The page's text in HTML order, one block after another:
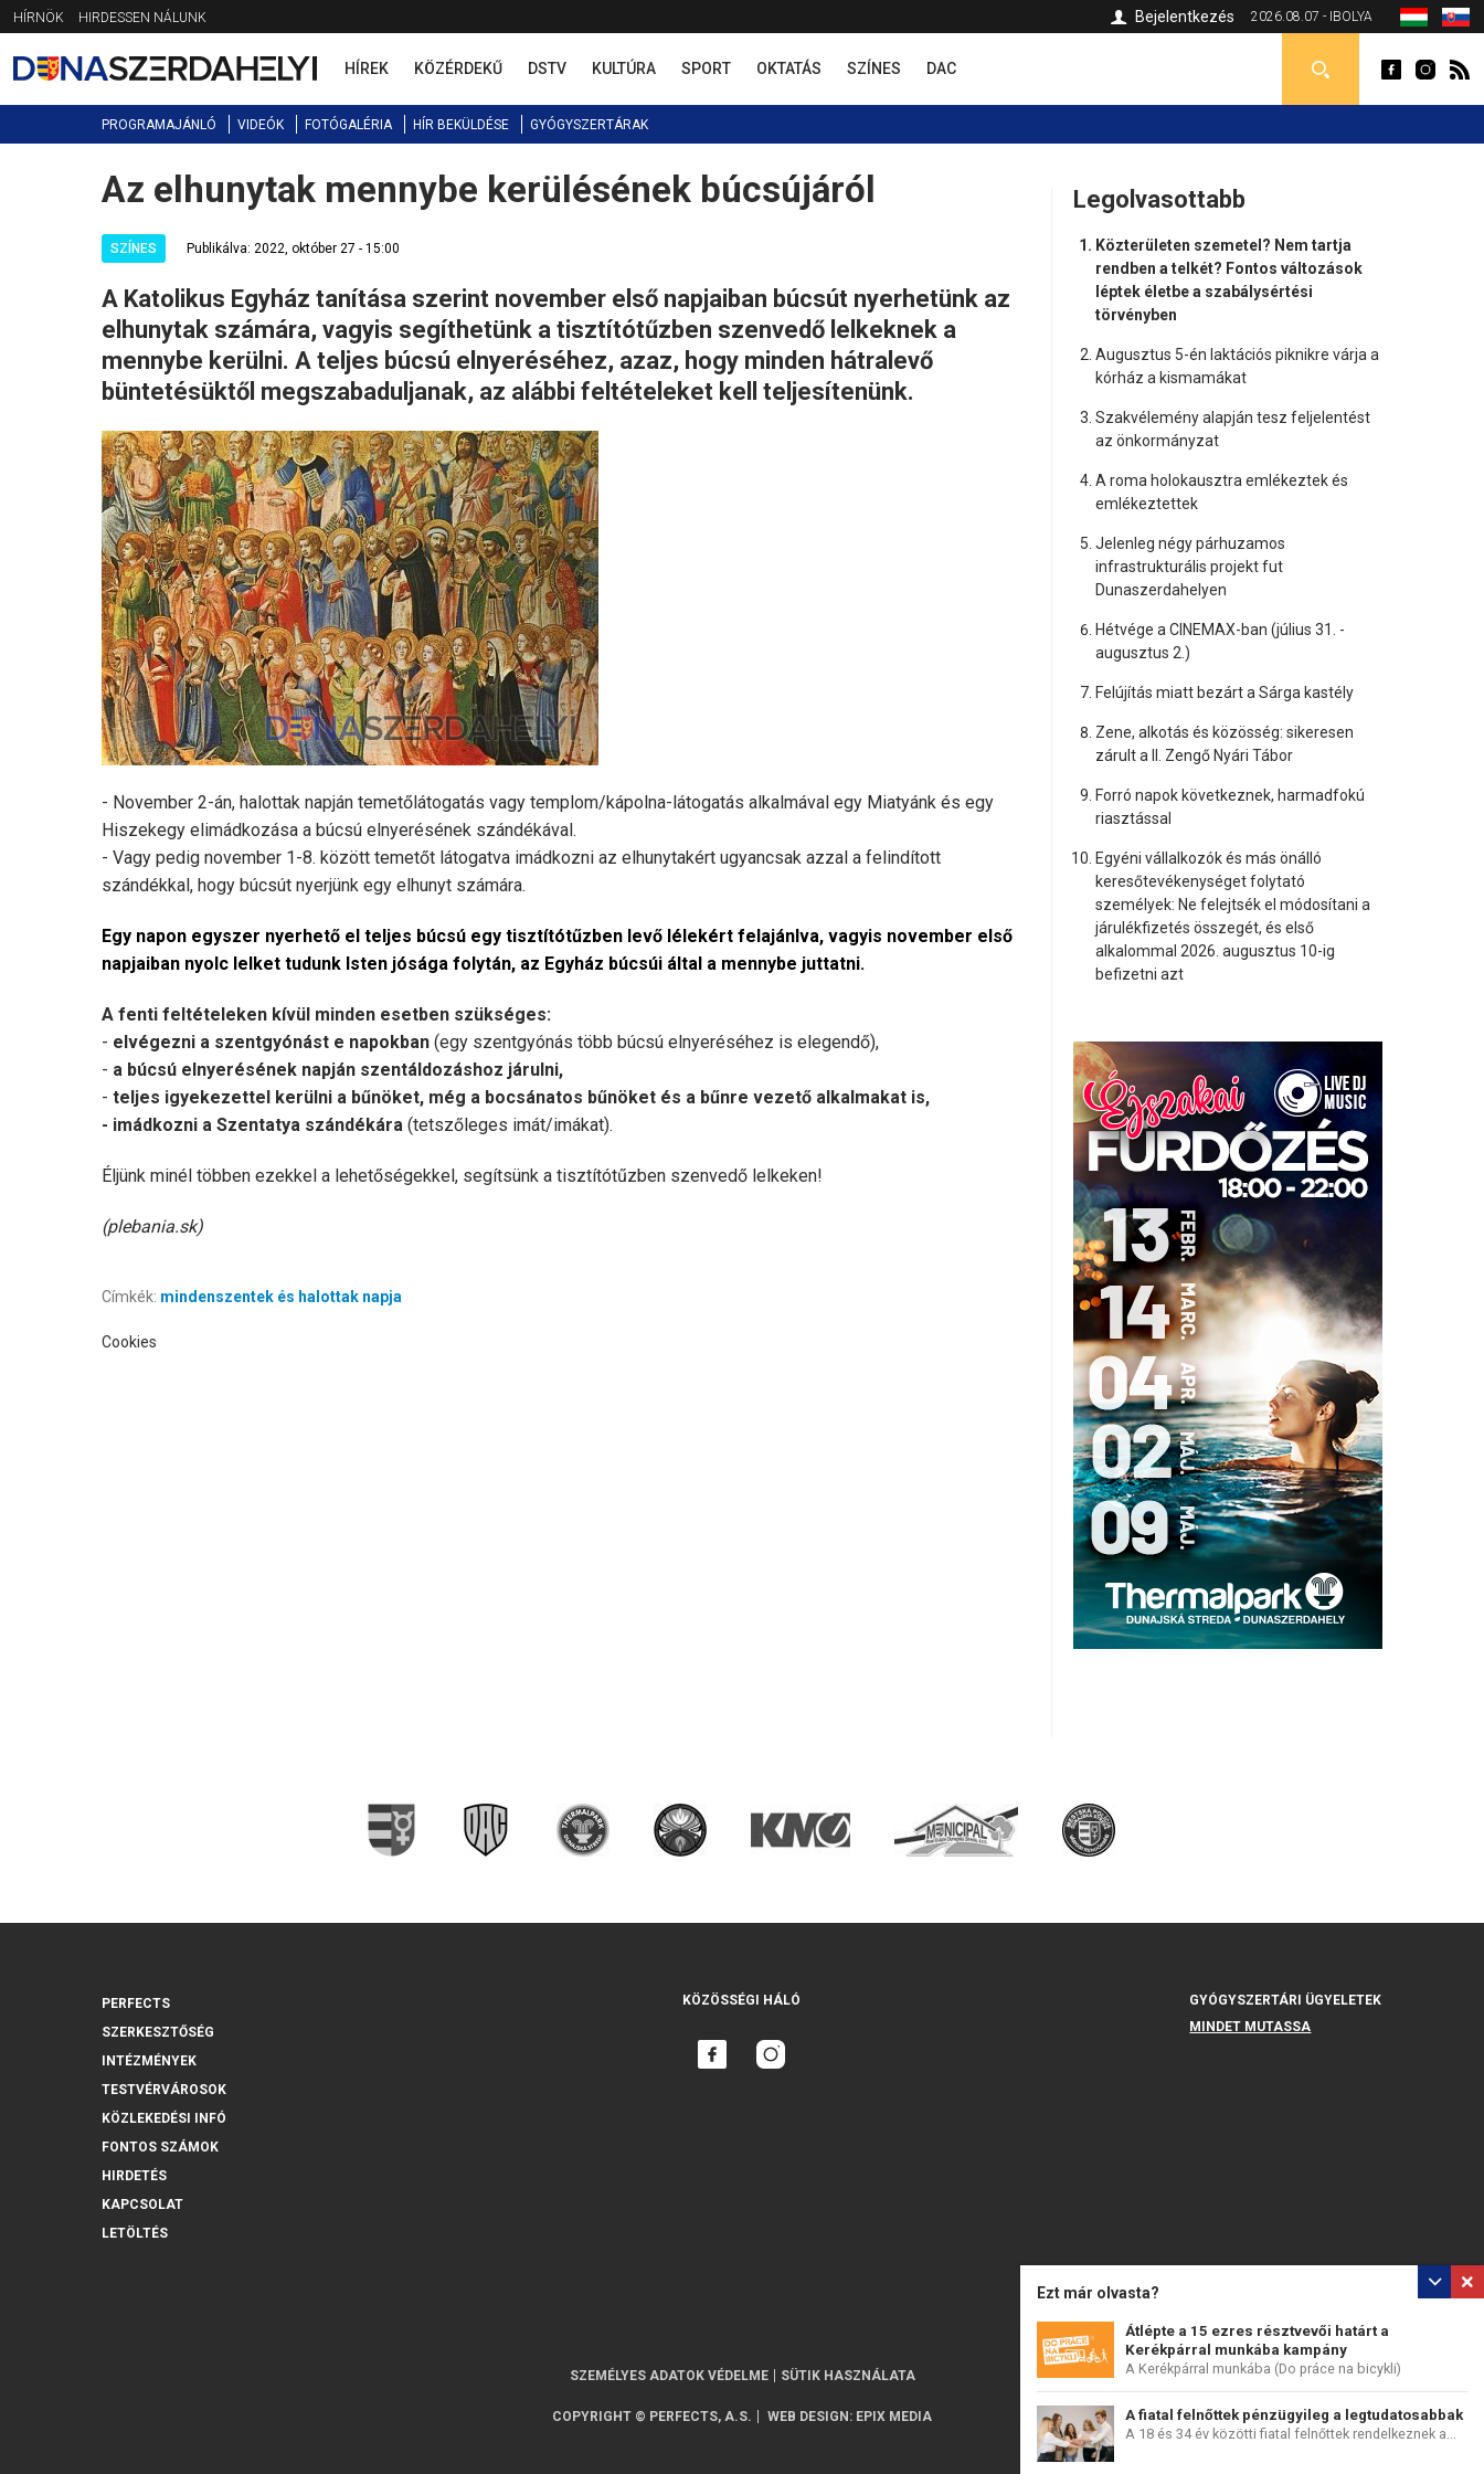
Jump
to
navigation
HÍRNÖK HIRDESSEN NÁLUNK 2026.08.07 - IBOLYA
Bejelentkezés
HÍREK KÖZÉRDEKŰ DSTV KULTÚRA SPORT OKTATÁS SZÍNES DAC
PROGRAMAJÁNLÓ VIDEÓK FOTÓGALÉRIA HÍR BEKÜLDÉSE GYÓGYSZERTÁRAK
Back
to
Az elhunytak mennybe kerülésének búcsújáról
SZÍNES Publikálva: 2022, október 27 - 15:00
A Katolikus Egyház tanítása szerint november első napjaiban búcsút nyerhetünk az
elhunytak számára, vagyis segíthetünk a tisztítótűzben szenvedő lelkeknek a
mennybe kerülni. A teljes búcsú elnyeréséhez, azaz, hogy minden hátralevő
büntetésüktől megszabaduljanak, az alábbi feltételeket kell teljesítenünk.
- November 2-án, halottak napján temetőlátogatás vagy templom/kápolna-látogatás alkalmával egy Miatyánk és egy
Hiszekegy elimádkozása a búcsú elnyerésének szándékával.
- Vagy pedig november 1-8. között temetőt látogatva imádkozni az elhunytakért ugyancsak azzal a felindított
szándékkal, hogy búcsút nyerjünk egy elhunyt számára.
Egy napon egyszer nyerhető el teljes búcsú egy tisztítótűzben levő lélekért felajánlva, vagyis november első
napjaiban nyolc lelket tudunk Isten jósága folytán, az Egyház búcsúi által a mennybe juttatni.
A fenti feltételeken kívül minden esetben szükséges:
- elvégezni a szentgyónást e napokban(egy szentgyónás több búcsú elnyeréséhez is elegendő),
- a búcsú elnyerésének napján szentáldozáshoz járulni,
- teljes igyekezettel kerülni a bűnöket, még a bocsánatos bűnöket és a bűnre vezető alkalmakat is,
- imádkozni a Szentatya szándékára (tetszőleges imát/imákat).
Éljünk minél többen ezekkel a lehetőségekkel, segítsünk a tisztítótűzben szenvedő lelkeken!
(plebania.sk)
Ezt már olvasta?
Átlépte a 15 ezres résztvevői határt a
Kerékpárral munkába kampány
A Kerékpárral munkába (Do práce na bicykli)
országos...
A fiatal felnőttek pénzügyileg a legtudatosabbak
A 18 és 34 év közötti fiatal felnőttek rendelkeznek a...
Címkék: mindenszentek és halottak napja
Cookies
Legolvasottabb
Közterületen szemetel? Nem tartja
rendben a telkét? Fontos változások
léptek életbe a szabálysértési
törvényben
Augusztus 5-én laktációs piknikre várja a
kórház a kismamákat
Szakvélemény alapján tesz feljelentést
az önkormányzat
A roma holokausztra emlékeztek és
emlékeztettek
Jelenleg négy párhuzamos
infrastrukturális projekt fut
Dunaszerdahelyen
Hétvége a CINEMAX-ban (július 31. -
augusztus 2.)
Felújítás miatt bezárt a Sárga kastély
Zene, alkotás és közösség: sikeresen
zárult a II. Zengő Nyári Tábor
Forró napok következnek, harmadfokú
riasztással
Egyéni vállalkozók és más önálló
keresőtevékenységet folytató
személyek: Ne felejtsék el módosítani a
járulékfizetés összegét, és első
alkalommal 2026. augusztus 10-ig
befizetni azt
PERFECTS
SZERKESZTŐSÉG
INTÉZMÉNYEK
TESTVÉRVÁROSOK
KÖZLEKEDÉSI INFÓ
FONTOS SZÁMOK
HIRDETÉS
KAPCSOLAT
LETÖLTÉS
KÖZÖSSÉGI HÁLÓ
GYÓGYSZERTÁRI ÜGYELETEK
MINDET MUTASSA
SZEMÉLYES ADATOK VÉDELME SÜTIK HASZNÁLATA
COPYRIGHT © PERFECTS, A.S. WEB DESIGN : EPIX MEDIA